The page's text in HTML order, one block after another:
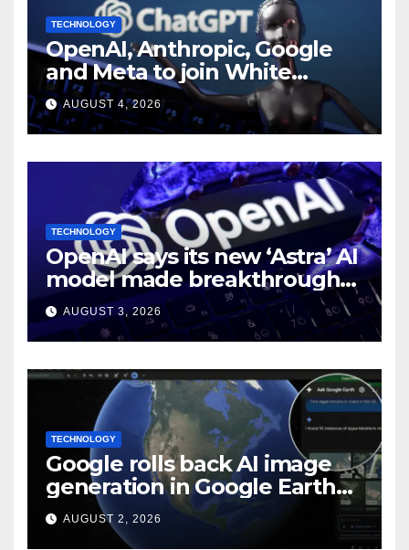
TECHNOLOGY
OpenAI, Anthropic, Google
and Meta to join White
House AI security meeting
AUGUST 4, 2026
TECHNOLOGY
OpenAI says its new ‘Astra’ AI
model made breakthroughs
in 10 math problems
AUGUST 3, 2026
TECHNOLOGY
Google rolls back AI image
generation in Google Earth
over policy violations
AUGUST 2, 2026